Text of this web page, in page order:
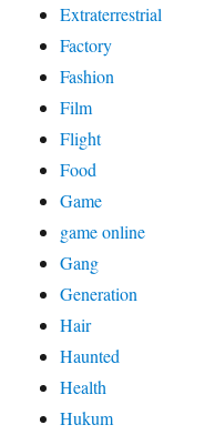
Extraterrestrial
Factory
Fashion
Film
Flight
Food
Game
game online
Gang
Generation
Hair
Haunted
Health
Hukum